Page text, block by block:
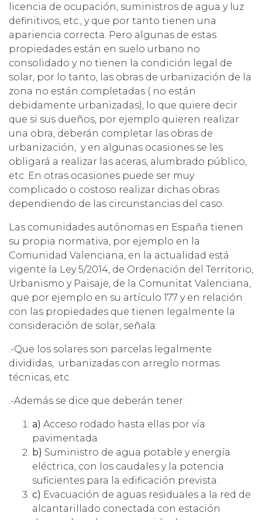
licencia de ocupación, suministros de agua y luz
definitivos, etc., y que por tanto tienen una
apariencia correcta. Pero algunas de estas
propiedades están en suelo urbano no
consolidado y no tienen la condición legal de
solar, por lo tanto, las obras de urbanización de la
zona no están completadas ( no están
debidamente urbanizadas), lo que quiere decir
que si sus dueños, por ejemplo quieren realizar
una obra, deberán completar las obras de
urbanización, y en algunas ocasiones se les
obligará a realizar las aceras, alumbrado público,
etc. En otras ocasiones puede ser muy
complicado o costoso realizar dichas obras
dependiendo de las circunstancias del caso.
Las comunidades autónomas en España tienen
su propia normativa, por ejemplo en la
Comunidad Valenciana, en la actualidad está
vigente la Ley 5/2014, de Ordenación del Territorio,
Urbanismo y Paisaje, de la Comunitat Valenciana,
.que por ejemplo en su artículo 177 y en relación
con las propiedades que tienen legalmente la
consideración de solar, señala:
.-Que los solares son parcelas legalmente
divididas, urbanizadas con arreglo normas
técnicas, etc.
.-Además se dice que deberán tener:
a) Acceso rodado hasta ellas por vía
pavimentada.
b) Suministro de agua potable y energía
eléctrica, con los caudales y la potencia
suficientes para la edificación prevista.
c) Evacuación de aguas residuales a la red de
alcantarillado conectada con estación